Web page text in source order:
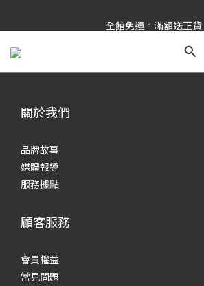
全館免運。滿額送正貨
新品上市✨PDRN抗老精華
關於我們
品牌故事
媒體報導
服務據點
顧客服務
會員權益
常見問題